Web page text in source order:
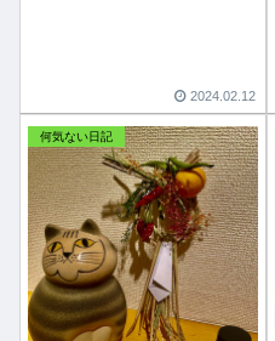
2024.02.12
何気ない日記